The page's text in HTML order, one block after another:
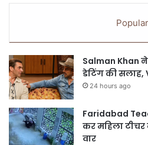
Popular
Salman Khan ने
डेटिंग की सलाह,
24 hours ago
Faridabad
कर महिला टीचर
वार